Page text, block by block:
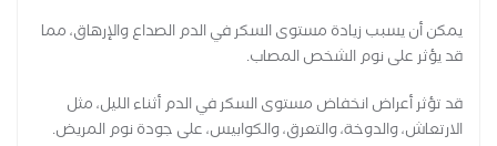
يمكن أن يسبب زيادة مستوى السكر في الدم الصداع والإرهاق، مما
قد يؤثر على نوم الشخص المصاب.
قد تؤثر أعراض انخفاض مستوى السكر في الدم أثناء الليل، مثل
الارتعاش، والدوخة، والتعرق، والكوابيس، على جودة نوم المريض.